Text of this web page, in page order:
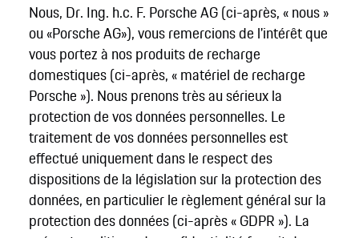
Nous, Dr. Ing. h.c. F. Porsche AG (ci-après, « nous »
ou «Porsche AG»), vous remercions de l'intérêt que
vous portez à nos produits de recharge
domestiques (ci-après, « matériel de recharge
Porsche »). Nous prenons très au sérieux la
protection de vos données personnelles. Le
traitement de vos données personnelles est
effectué uniquement dans le respect des
dispositions de la législation sur la protection des
données, en particulier le règlement général sur la
protection des données (ci-après « GDPR »). La